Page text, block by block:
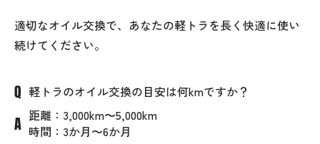
適切なオイル交換で、あなたの軽トラを長く快適に使い
続けてください。
軽トラのオイル交換の目安は何kmですか？
距離：3,000km〜5,000km
時間：3か月〜6か月